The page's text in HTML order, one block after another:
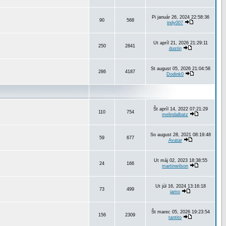
90 568
Pi január 26, 2024 22:58:36
indy007
250 2841
Ut apríl 21, 2026 21:29:11
dustin
286 4187
St august 05, 2026 21:04:58
Dodink0
110 754
Št apríl 14, 2022 07:21:29
melindalbatz
59 677
So august 28, 2021 08:19:48
Avatar
24 166
Ut máj 02, 2023 18:38:55
martinwilson
73 499
Ut júl 16, 2024 13:16:18
jamo
156 2309
Št marec 05, 2026 19:23:54
tantito